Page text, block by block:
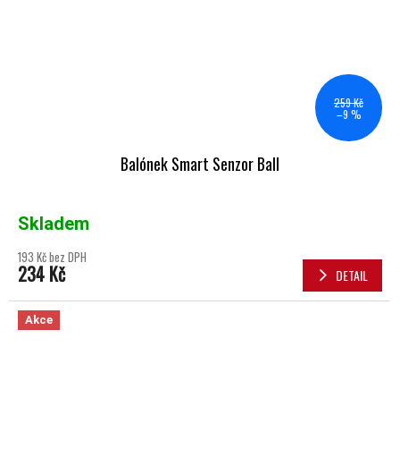
259 Kč
–9 %
Balónek Smart Senzor Ball
Skladem
193 Kč bez DPH
234 Kč DETAIL
Akce